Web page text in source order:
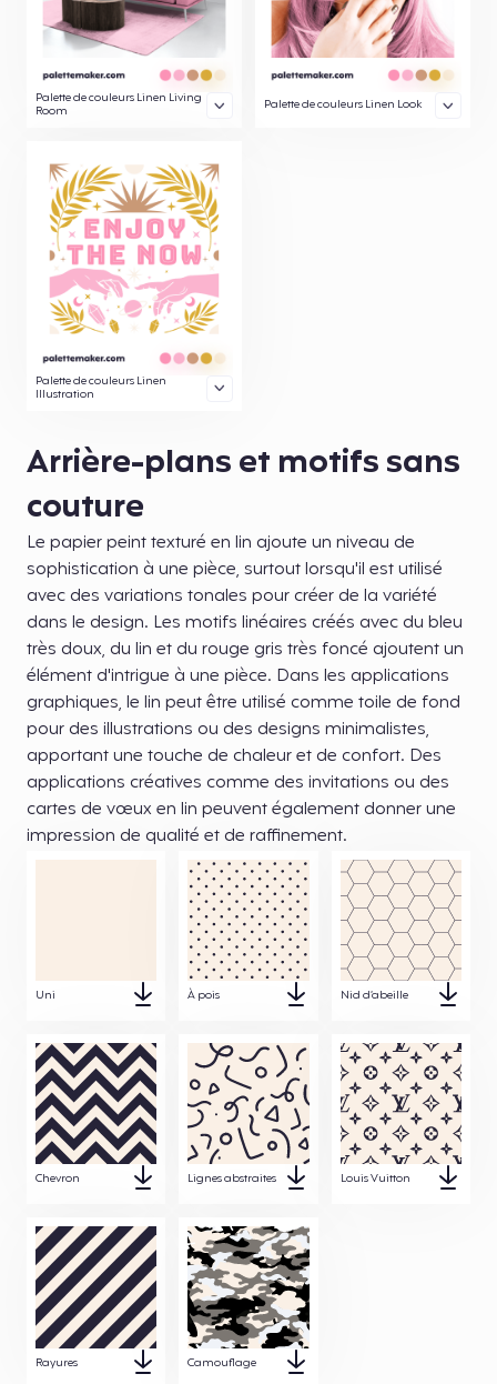
Palette de couleurs Linen Living
Room
Palette de couleurs Linen Look
Palette de couleurs Linen
Illustration
Arrière-plans et motifs sans
couture
Le papier peint texturé en lin ajoute un niveau de
sophistication à une pièce, surtout lorsqu'il est utilisé
avec des variations tonales pour créer de la variété
dans le design. Les motifs linéaires créés avec du bleu
très doux, du lin et du rouge gris très foncé ajoutent un
élément d'intrigue à une pièce. Dans les applications
graphiques, le lin peut être utilisé comme toile de fond
pour des illustrations ou des designs minimalistes,
apportant une touche de chaleur et de confort. Des
applications créatives comme des invitations ou des
cartes de vœux en lin peuvent également donner une
impression de qualité et de raffinement.
Uni À pois Nid d’abeille
Chevron Lignes abstraites Louis Vuitton
Rayures Camouflage